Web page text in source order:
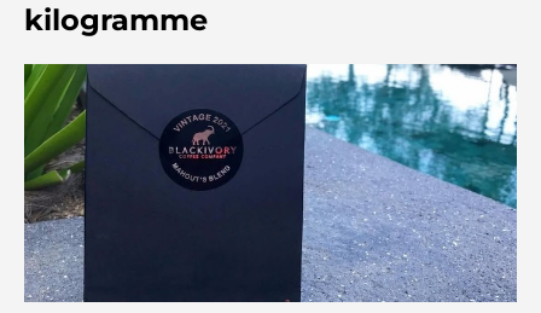
Les meilleurs cafés avec vue à Dubaï : un parfait
Restaurants avec vue sur le Burj Al Arab :
Expériences gastronomiques exceptionnelles à
Dubaï
Clubs de plage de Palm Jumeirah : Guide complet
2026
Restaurants italiens du centre-ville de Dubaï : un
kilogramme